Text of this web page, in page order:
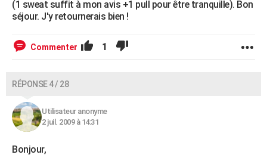
(1 sweat suffit à mon avis +1 pull pour être tranquille). Bon
séjour. J'y retournerais bien !
Commenter 1
RÉPONSE 4 / 28
Utilisateur anonyme
2 juil. 2009 à 14:31
Bonjour,